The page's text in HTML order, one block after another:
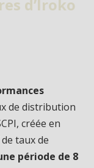
d’Iroko
de distribution
créée en
taux de
période de 8